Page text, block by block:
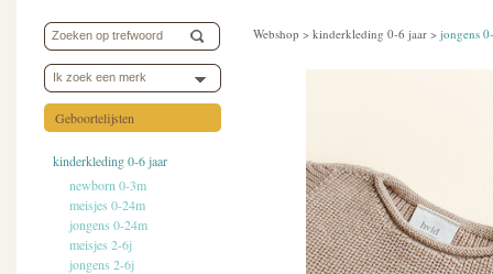
Ik zoek een merk
Geboortelijsten
kinderkleding 0-6 jaar
newborn 0-3m
meisjes 0-24m
jongens 0-24m
meisjes 2-6j
jongens 2-6j
Webshop > kinderkleding 0-6 jaar > jongens